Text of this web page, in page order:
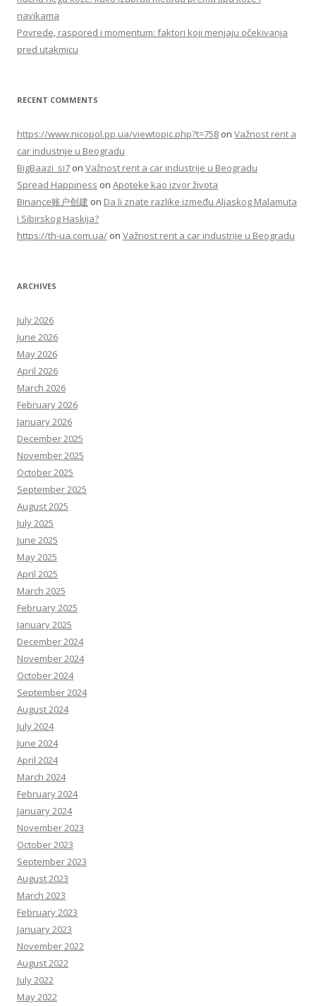
navikama
Povrede, raspored i momentum: faktori koji menjaju očekivanja
pred utakmicu
RECENT COMMENTS
https://www.nicopol.pp.ua/viewtopic.php?t=758 on Važnost rent a
car industrije u Beogradu
BigBaazi_si7 on Važnost rent a car industrije u Beogradu
Spread Happiness on Apoteke kao izvor života
Binance账户创建 on Da li znate razlike između Aljaskog Malamuta
i Sibirskog Haskija?
https://th-ua.com.ua/ on Važnost rent a car industrije u Beogradu
ARCHIVES
July 2026
June 2026
May 2026
April 2026
March 2026
February 2026
January 2026
December 2025
November 2025
October 2025
September 2025
August 2025
July 2025
June 2025
May 2025
April 2025
March 2025
February 2025
January 2025
December 2024
November 2024
October 2024
September 2024
August 2024
July 2024
June 2024
April 2024
March 2024
February 2024
January 2024
November 2023
October 2023
September 2023
August 2023
March 2023
February 2023
January 2023
November 2022
August 2022
July 2022
May 2022